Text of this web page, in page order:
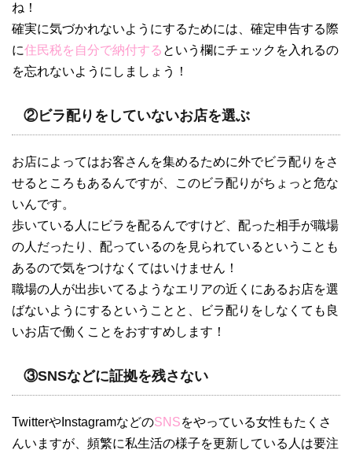
ね！
確実に気づかれないようにするためには、確定申告する際
に住民税を自分で納付する という欄にチェックを入れるの
を忘れないようにしましょう！
②ビラ配りをしていないお店を選ぶ
お店によってはお客さんを集めるために外でビラ配りをさ
せるところもあるんですが、このビラ配りがちょっと危な
いんです。
歩いている人にビラを配るんですけど、配った相手が職場
の人だったり、配っているのを見られているということも
あるので気をつけなくてはいけません！
職場の人が出歩いてるようなエリアの近くにあるお店を選
ばないようにするということと、ビラ配りをしなくても良
いお店で働くことをおすすめします！
③SNSなどに証拠を残さない
TwitterやInstagramなどのSNSをやっている女性もたくさ
んいますが、頻繁に私生活の様子を更新している人は要注